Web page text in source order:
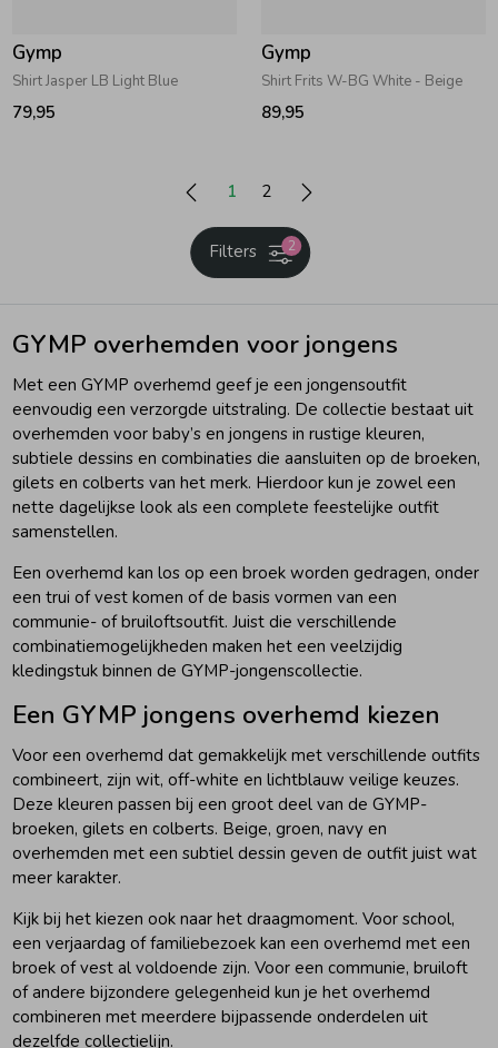
Gymp
Shirt Jasper LB Light Blue
79,95
Gymp
Shirt Frits W-BG White - Beige
89,95
1 2
2
Filters
GYMP overhemden voor jongens
Met een GYMP overhemd geef je een jongensoutfit
eenvoudig een verzorgde uitstraling. De collectie bestaat uit
overhemden voor baby’s en jongens in rustige kleuren,
subtiele dessins en combinaties die aansluiten op de broeken,
gilets en colberts van het merk. Hierdoor kun je zowel een
nette dagelijkse look als een complete feestelijke outfit
samenstellen.
Een overhemd kan los op een broek worden gedragen, onder
een trui of vest komen of de basis vormen van een
communie- of bruiloftsoutfit. Juist die verschillende
combinatiemogelijkheden maken het een veelzijdig
kledingstuk binnen de GYMP-jongenscollectie.
Een GYMP jongens overhemd kiezen
Voor een overhemd dat gemakkelijk met verschillende outfits
combineert, zijn wit, off-white en lichtblauw veilige keuzes.
Deze kleuren passen bij een groot deel van de GYMP-
broeken, gilets en colberts. Beige, groen, navy en
overhemden met een subtiel dessin geven de outfit juist wat
meer karakter.
Kijk bij het kiezen ook naar het draagmoment. Voor school,
een verjaardag of familiebezoek kan een overhemd met een
broek of vest al voldoende zijn. Voor een communie, bruiloft
of andere bijzondere gelegenheid kun je het overhemd
combineren met meerdere bijpassende onderdelen uit
dezelfde collectielijn.